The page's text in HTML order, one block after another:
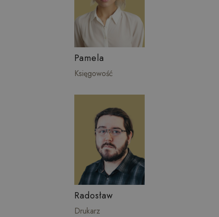
Pamela
Księgowość
Radosław
Drukarz